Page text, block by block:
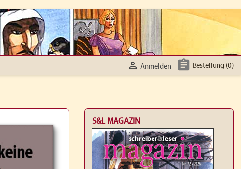
 Anmelden  Bestellung (0)
S&L MAGAZIN